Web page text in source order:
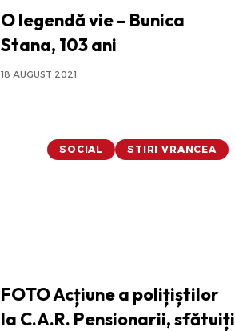
O legendă vie – Bunica
Stana, 103 ani
18 AUGUST 2021
SOCIAL STIRI VRANCEA
FOTO Acțiune a polițiștilor
la C.A.R. Pensionarii, sfătuiți